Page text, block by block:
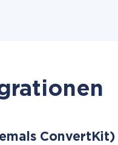
ConvertKit)